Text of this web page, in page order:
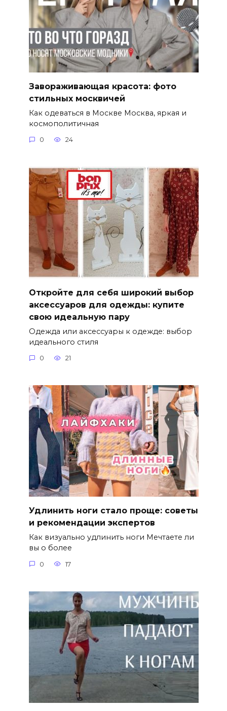
Завораживающая красота: фото
стильных москвичей
Как одеваться в Москве Москва, яркая и
космополитичная
0 24
Откройте для себя широкий выбор
аксессуаров для одежды: купите
свою идеальную пару
Одежда или аксессуары к одежде: выбор
идеального стиля
0 21
Удлинить ноги стало проще: советы
и рекомендации экспертов
Как визуально удлинить ноги Мечтаете ли
вы о более
0 17